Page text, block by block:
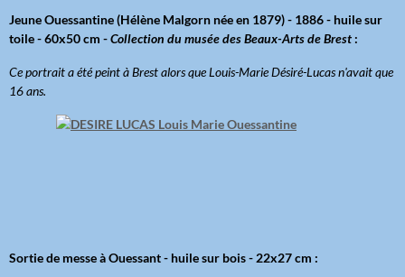
Jeune Ouessantine (Hélène Malgorn née en 1879) - 1886 - huile sur
toile - 60x50 cm -Collection du musée des Beaux-Arts de Brest :
Ce portrait a été peint à Brest alors que Louis-Marie Désiré-Lucas n'avait que
16 ans.
Sortie de messe à Ouessant - huile sur bois - 22x27 cm :